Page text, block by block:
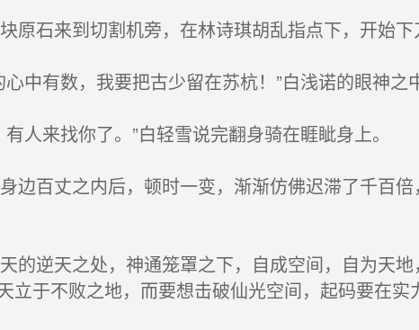
原石来到切割机旁，在林诗琪胡乱指点下，开始下
中有数，我要把古少留在苏杭！”白浅诺的眼神之
人来找你了。”白轻雪说完翻身骑在睚眦身上。
边百丈之内后，顿时一变，渐渐仿佛迟滞了千百
的逆天之处，神通笼罩之下，自成空间，自为天
立于不败之地，而要想击破仙光空间，起码要在实